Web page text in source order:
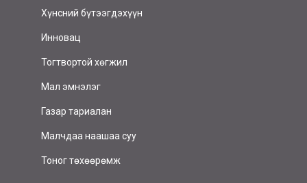
Хүнсний бүтээгдэхүүн
Инновац
Тогтвортой хөгжил
Мал эмнэлэг
Газар тариалан
Малчдаа наашаа суу
Тоног төхөөрөмж